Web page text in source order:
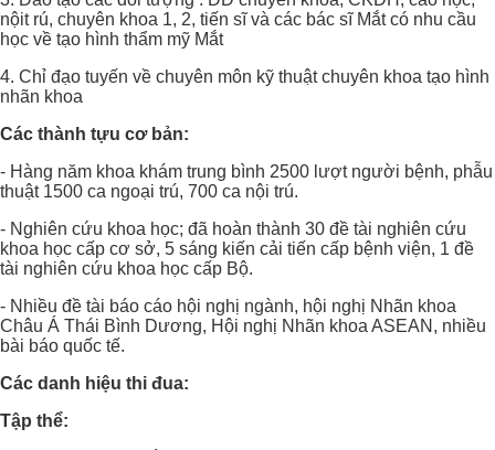
nộit rú, chuyên khoa 1, 2, tiến sĩ và các bác sĩ Mắt có nhu cầu
học về tạo hình thẩm mỹ Mắt
4. Chỉ đạo tuyến về chuyên môn kỹ thuật chuyên khoa tạo hình
nhãn khoa
Các thành tựu cơ bản:
- Hàng năm khoa khám trung bình 2500 lượt người bệnh, phẫu
thuật 1500 ca ngoại trú, 700 ca nội trú.
- Nghiên cứu khoa học; đã hoàn thành 30 đề tài nghiên cứu
khoa học cấp cơ sở, 5 sáng kiến cải tiến cấp bệnh viện, 1 đề
tài nghiên cứu khoa học cấp Bộ.
- Nhiều đề tài báo cáo hội nghị ngành, hội nghị Nhãn khoa
Châu Á Thái Bình Dương, Hội nghị Nhãn khoa ASEAN, nhiều
bài báo quốc tế.
Các danh hiệu thi đua:
Tập thể: